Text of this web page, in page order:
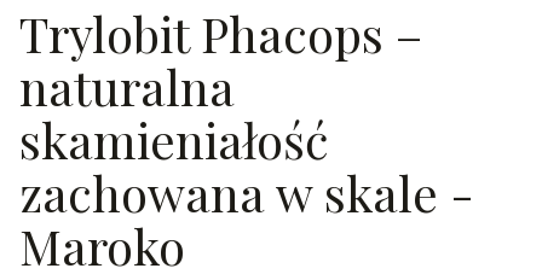
Trylobit Phacops –
naturalna
skamieniałość
zachowana w skale -
Maroko